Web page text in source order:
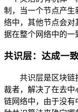
制，当一个节点产生
络中，其他节点会对
据在整个网络中的一
共识层：达成一
共识层是区块链
裁者，解决了在去中
链网络中，由于没有